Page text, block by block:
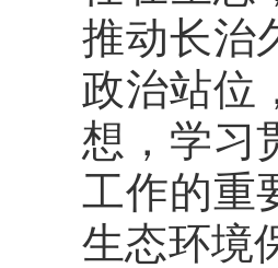
推动长治
政治站位
想，学习
工作的重
生态环境